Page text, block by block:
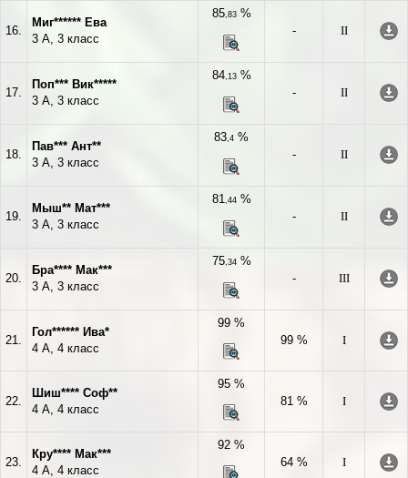
16.
Миг****** Ева
3 А, 3 класс
85,83%
-
II
17.
Поп*** Вик*****
3 А, 3 класс
84,13%
-
II
18.
Пав*** Ант**
3 А, 3 класс
83,4 %
-
II
19.
Мыш** Мат***
3 А, 3 класс
81,44%
-
II
20.
Бра**** Мак***
3 А, 3 класс
75,34%
-
III
21.
Гол****** Ива*
4 А, 4 класс
99 %
99 %
I
22.
Шиш**** Соф**
4 А, 4 класс
95 %
81 %
I
23.
Кру**** Мак***
4 А, 4 класс
92 %
64 %
I